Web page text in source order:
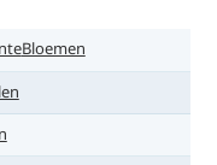
Bloemen